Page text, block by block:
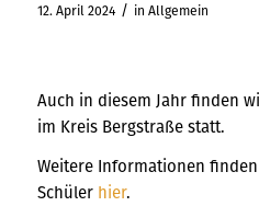
12. April 2024 / in Allgemein
Auch in diesem Jahr finden
im Kreis Bergstraße statt.
Weitere Informationen
Schüler hier.